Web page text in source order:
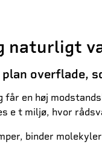
naturligt
overflade,
en høj
e t miljø, hvor
binder